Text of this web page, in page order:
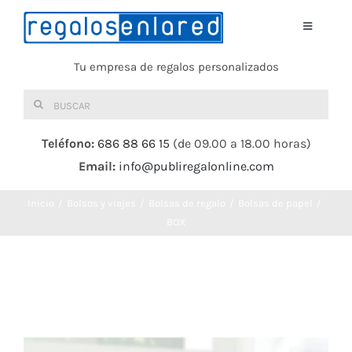
Saltar
Toggle
Tu empresa de regalos personalizados
Buscar:
Teléfono: 686 88 66 15 (de 09.00 a 18.00 horas)
Email: info@publiregalonline.com